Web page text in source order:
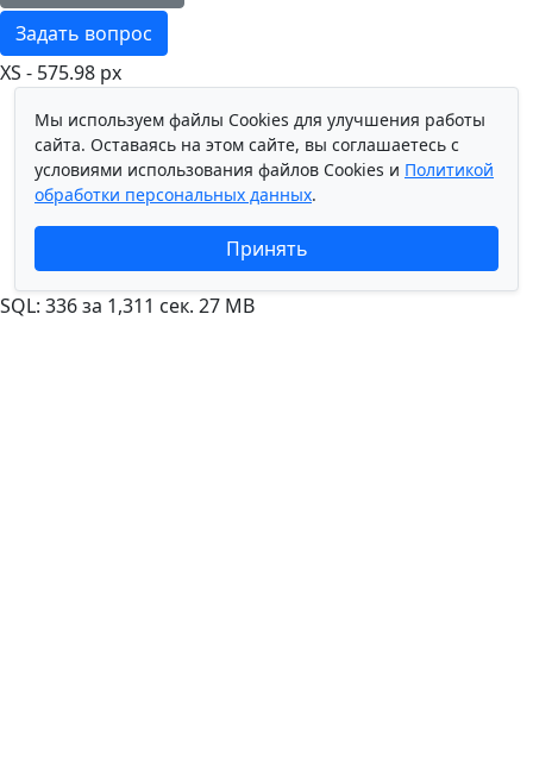
Задать вопрос
XS - 575.98 px
Мы используем файлы Cookies для улучшения работы
сайта. Оставаясь на этом сайте, вы соглашаетесь с
условиями использования файлов Cookies и Политикой
обработки персональных данных.
Принять
SQL: 336 за 1,311 сек. 27 MB